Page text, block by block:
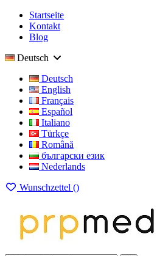
Startseite
Kontakt
Blog
Deutsch
Deutsch
English
Français
Español
Italiano
Türkçe
Română
български език
Nederlands
Wunschzettel ()